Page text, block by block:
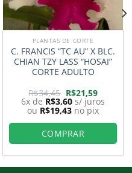
PLANTAS DE CORTE
C. FRANCIS “TC AU” X BLC.
CHIAN TZY LASS “HOSAI”
CORTE ADULTO
R$34,45 O
preço
original
era:
R$34,45.
R$21,59O
preço
atual
é:
R$21,59.
6x de R$3,60 s/ juros
ou R$19,43 no pix
COMPRAR